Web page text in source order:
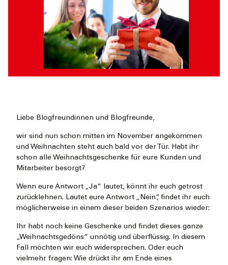
Liebe Blogfreundinnen und Blogfreunde,
wir sind nun schon mitten im November angekommen
und Weihnachten steht auch bald vor der Tür. Habt ihr
schon alle Weihnachtsgeschenke für eure Kunden und
Mitarbeiter besorgt?
Wenn eure Antwort „Ja“ lautet, könnt ihr euch getrost
zurücklehnen. Lautet eure Antwort „Nein“, findet ihr euch
möglicherweise in einem dieser beiden Szenarios wieder:
Ihr habt noch keine Geschenke und findet dieses ganze
„Weihnachtsgedöns“ unnötig und überflüssig. In diesem
Fall möchten wir euch widersprechen. Oder euch
vielmehr fragen: Wie drückt ihr am Ende eines